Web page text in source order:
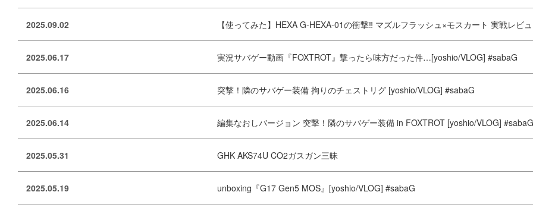
2025.09.02 【使ってみた】HEXA G-HEXA-01の衝撃‼️ マズルフラッシュ×モスカート 実戦レビ
2025.06.17 実況サバゲー動画『FOXTROT』撃ったら味方だった件…[yoshio/VLOG] #sabaG
2025.06.16 突撃！隣のサバゲー装備 拘りのチェストリグ [yoshio/VLOG] #sabaG
2025.06.14 編集なおしバージョン 突撃！隣のサバゲー装備 in FOXTROT [yoshio/VLOG] #sabaG
2025.05.31 GHK AKS74U CO2ガスガン三昧
2025.05.19 unboxing『G17 Gen5 MOS』[yoshio/VLOG] #sabaG